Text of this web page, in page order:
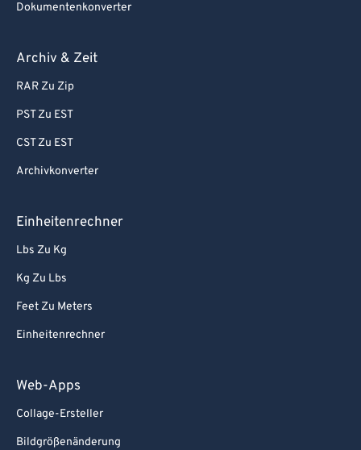
Dokumentenkonverter
Archiv & Zeit
RAR Zu Zip
PST Zu EST
CST Zu EST
Archivkonverter
Einheitenrechner
Lbs Zu Kg
Kg Zu Lbs
Feet Zu Meters
Einheitenrechner
Web-Apps
Collage-Ersteller
Bildgrößenänderung